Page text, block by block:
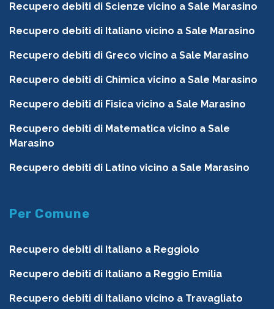
Recupero debiti di Scienze vicino a Sale Marasino
Recupero debiti di Italiano vicino a Sale Marasino
Recupero debiti di Greco vicino a Sale Marasino
Recupero debiti di Chimica vicino a Sale Marasino
Recupero debiti di Fisica vicino a Sale Marasino
Recupero debiti di Matematica vicino a Sale
Marasino
Recupero debiti di Latino vicino a Sale Marasino
Per Comune
Recupero debiti di Italiano a Reggiolo
Recupero debiti di Italiano a Reggio Emilia
Recupero debiti di Italiano vicino a Travagliato